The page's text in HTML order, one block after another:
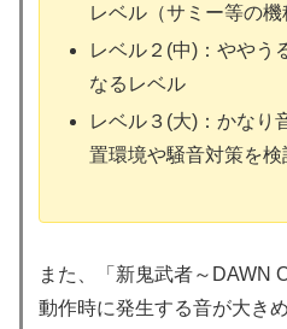
レベル（サミー等の機
レベル２(中)：ややう
なるレベル
レベル３(大)：かなり
置環境や騒音対策を検
また、「新鬼武者～DAWN
動作時に発生する音が大き